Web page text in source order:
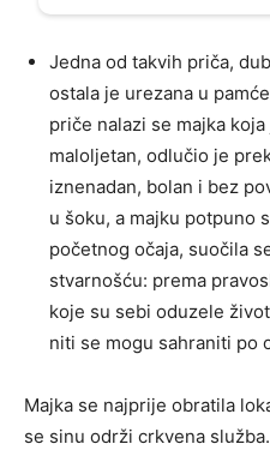
Jedna od takvih priča,
ostala je urezana u
priče nalazi se majka
maloljetan, odlučio je
iznenadan, bolan i bez
u šoku, a majku potpuno
početnog očaja, suočila
stvarnošću: prema
koje su sebi oduzele
niti se mogu sahraniti po
Majka se najprije obratila
se sinu održi crkvena